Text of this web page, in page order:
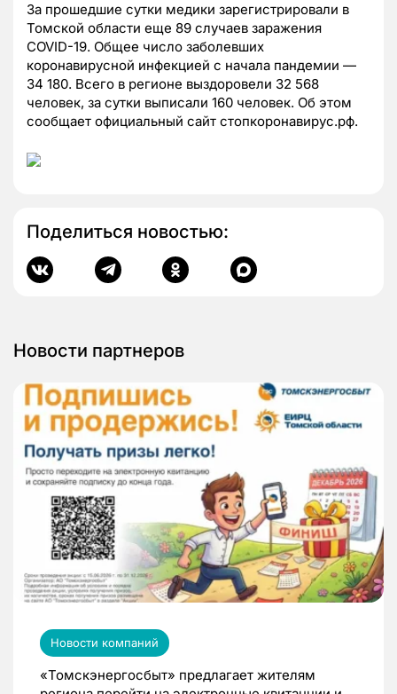
За прошедшие сутки медики зарегистрировали в
Томской области еще 89 случаев заражения
COVID-19. Общее число заболевших
коронавирусной инфекцией с начала пандемии —
34 180. Всего в регионе выздоровели 32 568
человек, за сутки выписали 160 человек. Об этом
сообщает официальный сайт стопкоронавирус.рф.
Поделиться новостью:
Новости партнеров
Новости компаний
«Томскэнергосбыт» предлагает жителям